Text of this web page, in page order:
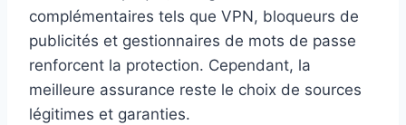
complémentaires tels que VPN, bloqueurs de
publicités et gestionnaires de mots de passe
renforcent la protection. Cependant, la
meilleure assurance reste le choix de sources
légitimes et garanties.